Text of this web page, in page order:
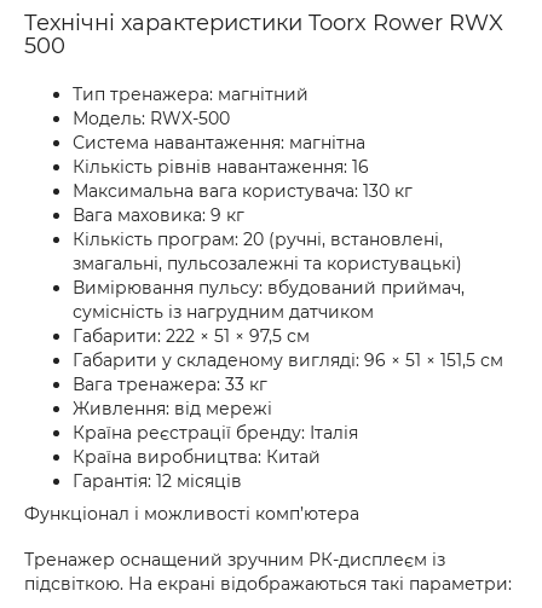
Технічні характеристики Toorx Rower RWX
500
Тип тренажера: магнітний
Модель: RWX-500
Система навантаження: магнітна
Кількість рівнів навантаження: 16
Максимальна вага користувача: 130 кг
Вага маховика: 9 кг
Кількість програм: 20 (ручні, встановлені,
змагальні, пульсозалежні та користувацькі)
Вимірювання пульсу: вбудований приймач,
сумісність із нагрудним датчиком
Габарити: 222 × 51 × 97,5 см
Габарити у складеному вигляді: 96 × 51 × 151,5 см
Вага тренажера: 33 кг
Живлення: від мережі
Країна реєстрації бренду: Італія
Країна виробництва: Китай
Гарантія: 12 місяців
Функціонал і можливості комп’ютера
Тренажер оснащений зручним РК-дисплеєм із
підсвіткою. На екрані відображаються такі параметри: